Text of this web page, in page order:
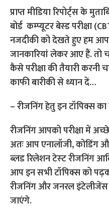
प्राप्त मीडिया रिपोर्ट्स के
बोर्ड कम्प्यूटर बेस्ड परीक्षा
नजदीकी को देखते हुए हम
जानकारियां लेकर आए हैं.
कैसे परीक्षा की तैयारी करनी
काफी बारीकी से ध्यान दें…
– रीजनिंग हेतु इन टॉपिक्स
रीजनिंग आपको परीक्षा में
अतः आप एनालॉजी, कोडिंग
ब्‍लड रिलेशन टेस्‍ट रीजनिंग
आप इन सभी टॉपिक्स को
रीजनिंग और जनरल इंटेलीजेंस
जाएंगे.